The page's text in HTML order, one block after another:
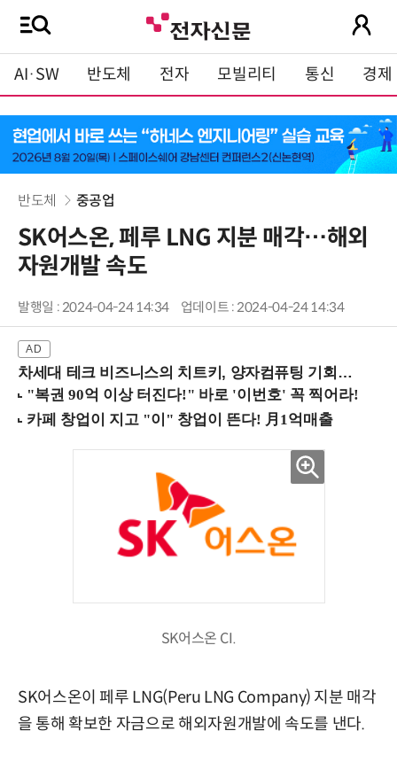
AI·SW 반도체 전자 모빌리티 통신 경제
반도체 중공업
SK어스온, 페루 LNG 지분 매각…해외
자원개발 속도
발행일 : 2024-04-24 14:34 업데이트 : 2024-04-24 14:34
차세대 테크 비즈니스의 치트키, 양자컴퓨팅 기회를 선점하라! (8/28 강남역)
SK어스온 CI.
SK어스온이 페루 LNG(Peru LNG Company) 지분 매각
을 통해 확보한 자금으로 해외자원개발에 속도를 낸다.